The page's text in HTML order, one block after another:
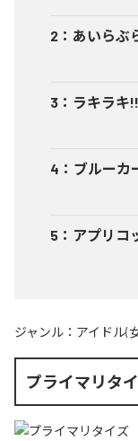
2 ： あいらぶ
3 ： ラキラキ!!
4 ： ブルーカ
5 ： アプリコ
ジャンル： アイドル(
プライマリタ